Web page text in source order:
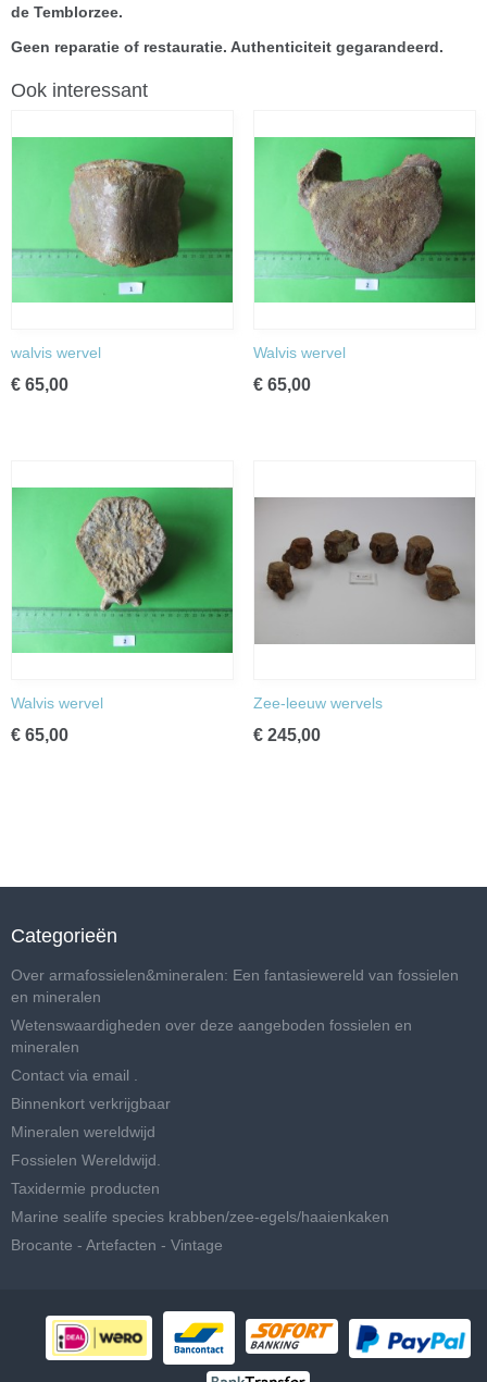
de Temblorzee.
Geen reparatie of restauratie. Authenticiteit gegarandeerd.
Ook interessant
walvis wervel
€ 65,00
Walvis wervel
€ 65,00
Walvis wervel
€ 65,00
Zee-leeuw wervels
€ 245,00
Categorieën
Over armafossielen&mineralen: Een fantasiewereld van fossielen
en mineralen
Wetenswaardigheden over deze aangeboden fossielen en
mineralen
Contact via email .
Binnenkort verkrijgbaar
Mineralen wereldwijd
Fossielen Wereldwijd.
Taxidermie producten
Marine sealife species krabben/zee-egels/haaienkaken
Brocante - Artefacten - Vintage